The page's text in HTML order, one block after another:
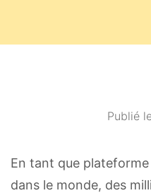
Publié
En tant que
dans le monde, des